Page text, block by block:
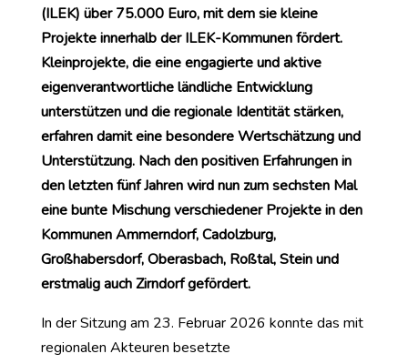
(ILEK) über 75.000 Euro, mit dem sie kleine
Projekte innerhalb der ILEK-Kommunen fördert.
Kleinprojekte, die eine engagierte und aktive
eigenverantwortliche ländliche Entwicklung
unterstützen und die regionale Identität stärken,
erfahren damit eine besondere Wertschätzung und
Unterstützung. Nach den positiven Erfahrungen in
den letzten fünf Jahren wird nun zum sechsten Mal
eine bunte Mischung verschiedener Projekte in den
Kommunen Ammerndorf, Cadolzburg,
Großhabersdorf, Oberasbach, Roßtal, Stein und
erstmalig auch Zirndorf gefördert.
In der Sitzung am 23. Februar 2026 konnte das mit
regionalen Akteuren besetzte